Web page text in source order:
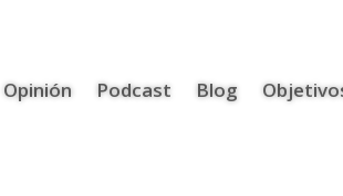
Opinión Podcast Blog